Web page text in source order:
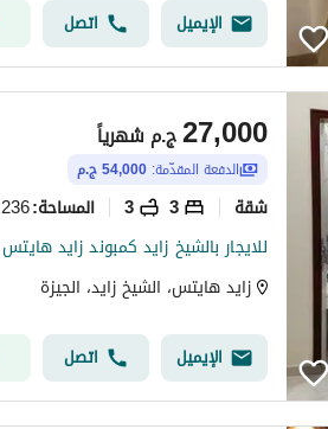
الإيميل اتصل
ج.م27,000 شهرياً
الدفعة المقدّمة: 54,000 ج.م
شقة 3
3 المساحة:236 متر مربع
زايد هايتس، الشيخ زايد، الجيزة
الإيميل اتصل